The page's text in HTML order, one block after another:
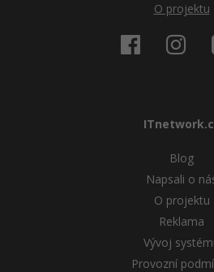
O projektu
Blog
Napsali o
O projektu
Reklama
Vývoj
Provozní